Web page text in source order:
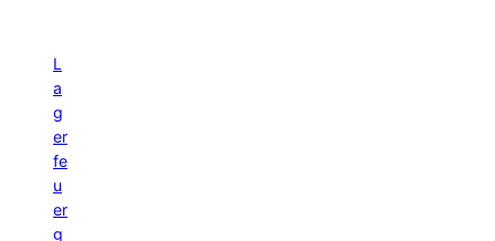
L
a
g
er
fe
u
er
g